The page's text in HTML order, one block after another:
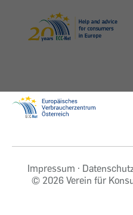
Impressum
© 2026 Verein für